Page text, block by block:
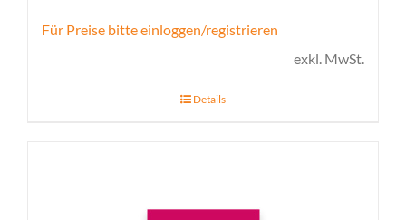
Für Preise bitte einloggen/registrieren
exkl. MwSt.
Details